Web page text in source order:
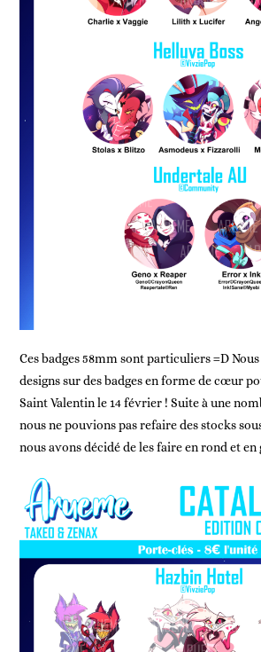
Ces badges 58mm sont particuliers =D
designs sur des badges en forme de cœur
Saint Valentin le 14 février ! Suite à une
nous ne pouvions pas refaire des stocks
nous avons décidé de les faire en rond et